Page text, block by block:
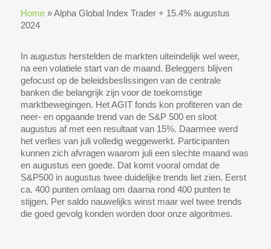
Home»Alpha Global Index Trader + 15.4% augustus
2024
In augustus herstelden de markten uiteindelijk wel weer,
na een volatiele start van de maand. Beleggers blijven
gefocust op de beleidsbeslissingen van de centrale
banken die belangrijk zijn voor de toekomstige
marktbewegingen. Het AGIT fonds kon profiteren van de
neer- en opgaande trend van de S&P 500 en sloot
augustus af met een resultaat van 15%. Daarmee werd
het verlies van juli volledig weggewerkt. Participanten
kunnen zich afvragen waarom juli een slechte maand was
en augustus een goede. Dat komt vooral omdat de
S&P500 in augustus twee duidelijke trends liet zien. Eerst
ca. 400 punten omlaag om daarna rond 400 punten te
stijgen. Per saldo nauwelijks winst maar wel twee trends
die goed gevolg konden worden door onze algoritmes.